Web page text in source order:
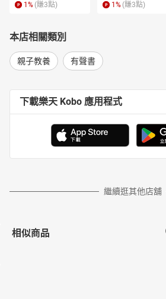
1 % (賺3點) 1 % (賺3點)
本店相關類別
親子教養 有聲書
下載樂天 Kobo 應用程式
繼續逛其他店舖
相似商品